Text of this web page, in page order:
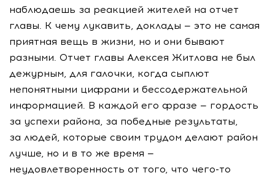
наблюдаешь за реакцией жителей на отчет
главы. К чему лукавить, доклады — это не самая
приятная вещь в жизни, но и они бывают
разными. Отчет главы Алексея Житлова не был
дежурным, для галочки, когда сыплют
непонятными цифрами и бессодержательной
информацией. В каждой его фразе — гордость
за успехи района, за победные результаты,
за людей, которые своим трудом делают район
лучше, но и в то же время —
неудовлетворенность от того, что чего-то